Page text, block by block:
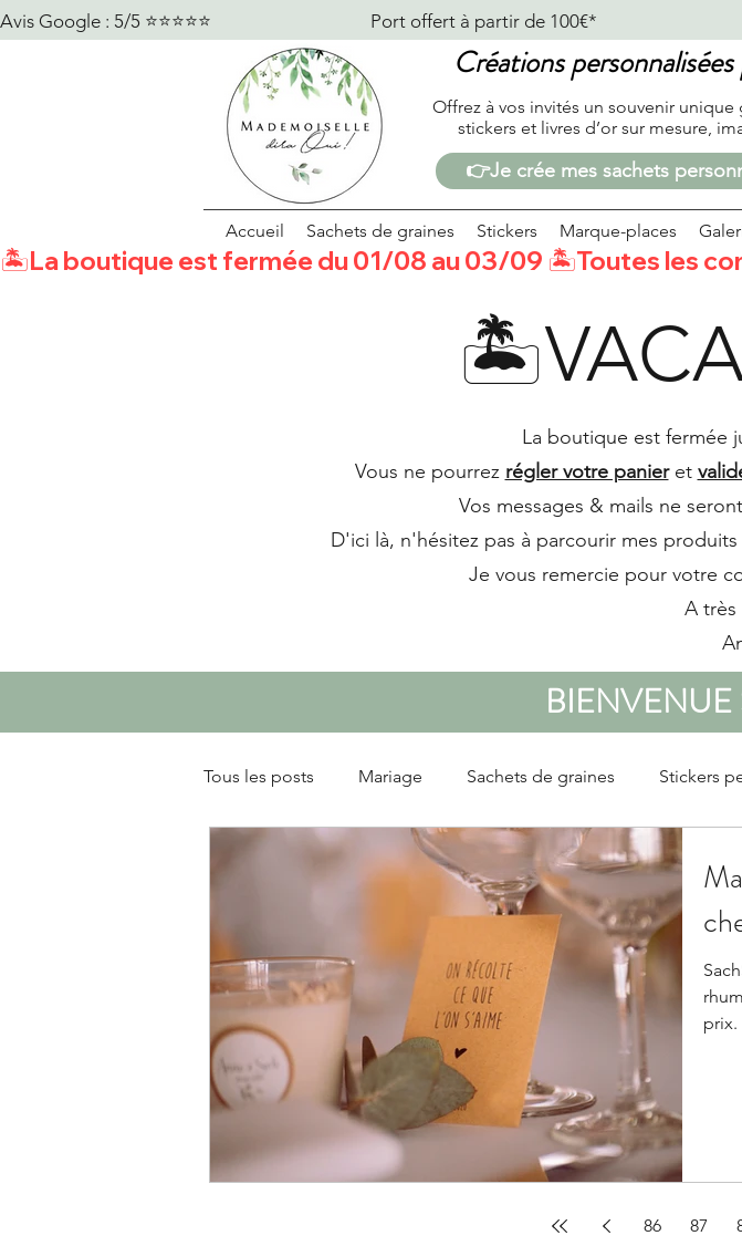
Avis Google : 5/5 ⭐️⭐️⭐️⭐️⭐️                                    Port offert à partir de 100€*
Créations
Offrez à vos invités un souvenir
stickers et livres d’or sur mesure,
👉Je crée mes sachets
Accueil Sachets de graines Stickers Marque-places
🏝️La boutique est fermée du 01/08 au 03/09 🏝️Toutes les
La boutique est fermée
Vous ne pourrez régler votre panieret
Vos messages & mails ne
D'ici là, n'hésitez pas à parcourir mes
Je vous remercie pour votre
A
Tous les posts Mariage Sachets de graines Stickers
prix.
86 87